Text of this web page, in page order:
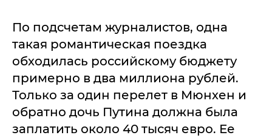
По подсчетам журналистов, одна
такая романтическая поездка
обходилась российскому бюджету
примерно в два миллиона рублей.
Только за один перелет в Мюнхен и
обратно дочь Путина должна была
заплатить около 40 тысяч евро. Ее